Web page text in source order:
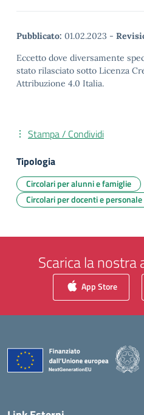
Pubblicato: 01.02.2023 -
Eccetto dove diversamente
stato rilasciato sotto Licenza
Attribuzione 4.0 Italia.
Stampa / Condividi
Tipologia
Circolari per alunni e famiglie
Circolari per docenti e personale
Scarica la nostra
App Store